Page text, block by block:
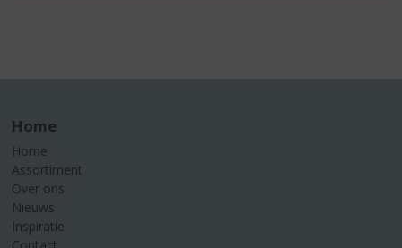
Home
Home
Assortiment
Over ons
Nieuws
Inspiratie